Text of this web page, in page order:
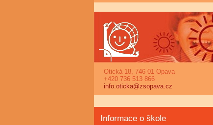
Otická 18, 746 01 Opava
+420 736 513 866
info.oticka@zsopava.cz
Informace o škole